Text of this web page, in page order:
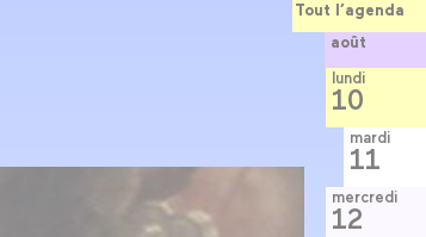
Tout l’agenda
août
lundi
10
mardi
11
mercredi
12